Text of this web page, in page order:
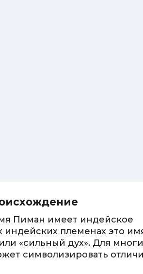
Пиман имеет индейское
племенах это
«сильный дух». Для
символизировать